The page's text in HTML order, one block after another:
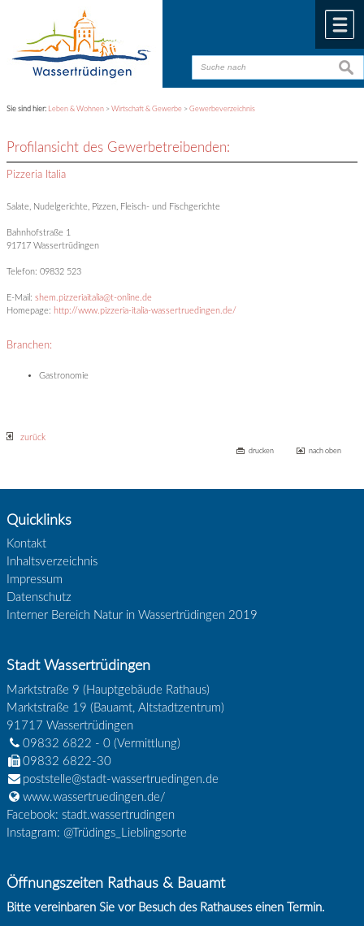
Sie sind hier: Leben & Wohnen >Wirtschaft & Gewerbe >Gewerbeverzeichnis
Profilansicht des Gewerbetreibenden:
Pizzeria Italia
Salate, Nudelgerichte, Pizzen, Fleisch- und Fischgerichte
Bahnhofstraße 1
91717 Wassertrüdingen
Telefon: 09832 523
E-Mail:shem.pizzeriaitalia@t-online.de
Homepage: http://www.pizzeria-italia-wassertruedingen.de/
Branchen:
Gastronomie
zurück
drucken nach oben
Quicklinks
Kontakt
Inhaltsverzeichnis
Impressum
Datenschutz
Interner Bereich Natur in Wassertrüdingen 2019
Stadt Wassertrüdingen
Marktstraße 9 (Hauptgebäude Rathaus)
Marktstraße 19 (Bauamt, Altstadtzentrum)
91717 Wassertrüdingen
09832 6822 - 0(Vermittlung)
09832 6822-30
poststelle@stadt-wassertruedingen.de
www.wassertruedingen.de/
Facebook: stadt.wassertrudingen
Instagram: @Trüdings_Lieblingsorte
Öffnungszeiten Rathaus & Bauamt
Bitte vereinbaren Sie vor Besuch des Rathauses einen Termin.